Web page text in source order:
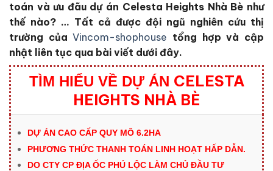
toán và ưu đãu dự án Celesta Heights Nhà Bè như
thế nào? … Tất cả được đội ngũ nghiên cứu thị
trường củaVincom-shophouse tổng hợp và cập
nhật liên tục qua bài viết dưới đây.
TÌM HIỂU VỀ DỰ ÁN CELESTA
HEIGHTS NHÀ BÈ
DỰ ÁN CAO CẤP QUY MÔ 6.2HA
PHƯƠNG THỨC THANH TOÁN LINH HOẠT HẤP DẪN.
DO CTY CP ĐỊA ỐC PHÚ LỘC LÀM CHỦ ĐẦU TƯ